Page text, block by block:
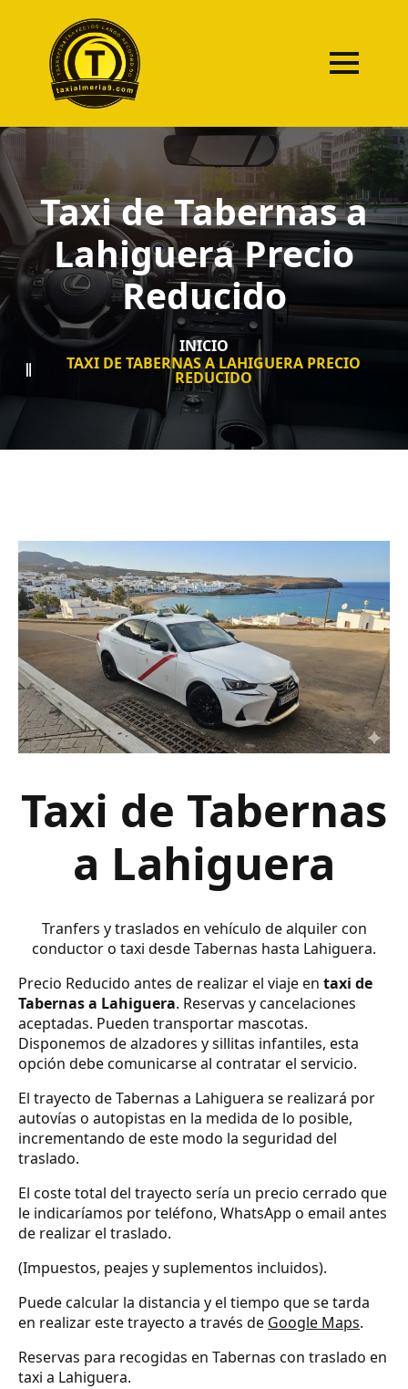
Taxi de Tabernas a
Lahiguera Precio
Reducido
INICIO
TAXI DE TABERNAS A LAHIGUERA PRECIO
REDUCIDO
Taxi de Tabernas
a Lahiguera
Tranfers y traslados en vehículo de alquiler con
conductor o taxi desde Tabernas hasta Lahiguera.
Precio Reducido antes de realizar el viaje en taxi de
Tabernas a Lahiguera. Reservas y cancelaciones
aceptadas. Pueden transportar mascotas.
Disponemos de alzadores y sillitas infantiles, esta
opción debe comunicarse al contratar el servicio.
El trayecto de Tabernas a Lahiguera se realizará por
autovías o autopistas en la medida de lo posible,
incrementando de este modo la seguridad del
traslado.
El coste total del trayecto sería un precio cerrado que
le indicaríamos por teléfono, WhatsApp o email antes
de realizar el traslado.
(Impuestos, peajes y suplementos incluidos).
Puede calcular la distancia y el tiempo que se tarda
en realizar este trayecto a través de Google Maps.
Reservas para recogidas en Tabernas con traslado en
taxi a Lahiguera.